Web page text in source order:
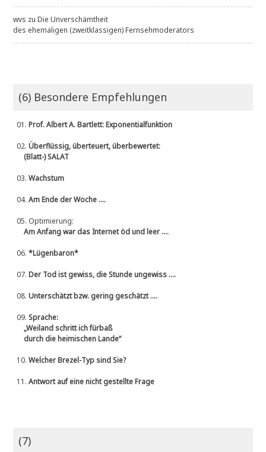
wvs zuDie Unverschämtheit
des ehemaligen (zweitklassigen) Fernsehmoderators
(6) Besondere Empfehlungen
01.Prof. Albert A. Bartlett: Exponentialfunktion
02.Überflüssig, überteuert, überbewertet:
(Blatt-) SALAT
03.Wachstum
04.Am Ende der Woche ....
05. Optimierung:
Am Anfang war das Internet öd und leer ....
06.*Lügenbaron*
07.Der Tod ist gewiss, die Stunde ungewiss ....
08.Unterschätzt bzw. gering geschätzt ....
09.Sprache:
„Weiland schritt ich fürbaß
durch die heimischen Lande“
10.Welcher Brezel-Typ sind Sie?
11.Antwort auf eine nicht gestellte Frage
(7)